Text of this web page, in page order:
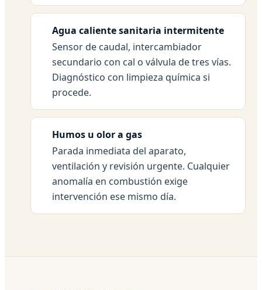
Agua caliente sanitaria intermitente
Sensor de caudal, intercambiador
secundario con cal o válvula de tres vías.
Diagnóstico con limpieza química si
procede.
Humos u olor a gas
Parada inmediata del aparato,
ventilación y revisión urgente. Cualquier
anomalía en combustión exige
intervención ese mismo día.